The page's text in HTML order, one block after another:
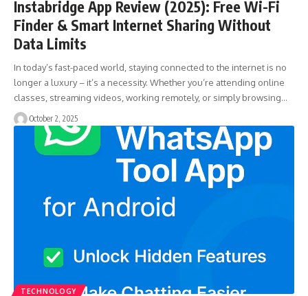
Instabridge App Review (2025): Free Wi-Fi
Finder & Smart Internet Sharing Without
Data Limits
In today’s fast-paced world, staying connected to the internet is no
longer a luxury – it’s a necessity. Whether you’re attending online
classes, streaming videos, working remotely, or simply browsing…
October 2, 2025
TECHNOLOGY